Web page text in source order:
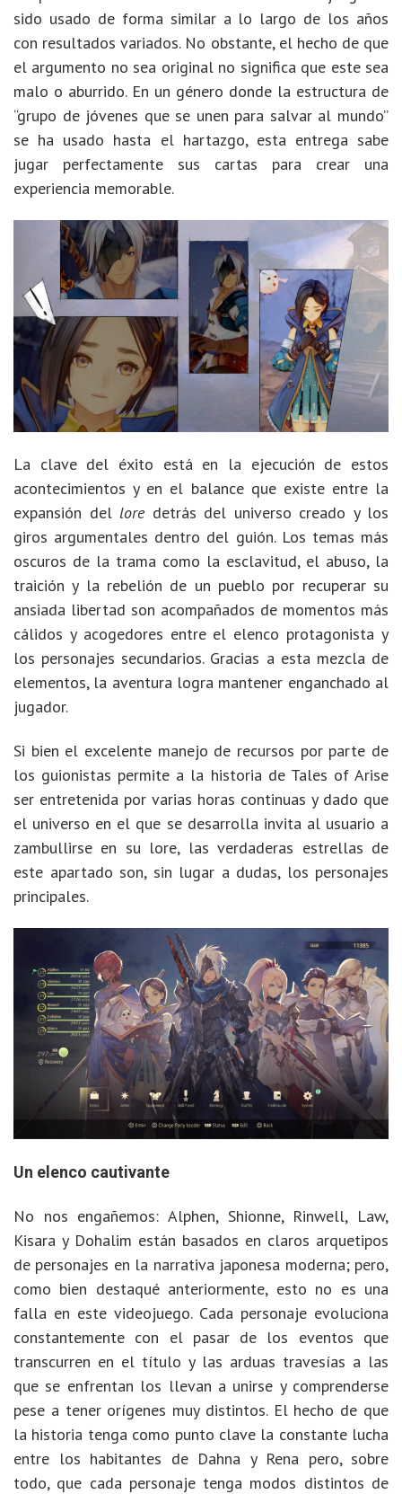
sido usado de forma similar a lo largo de los años
con resultados variados. No obstante, el hecho de que
el argumento no sea original no significa que este sea
malo o aburrido. En un género donde la estructura de
“grupo de jóvenes que se unen para salvar al mundo”
se ha usado hasta el hartazgo, esta entrega sabe
jugar perfectamente sus cartas para crear una
experiencia memorable.
La clave del éxito está en la ejecución de estos
acontecimientos y en el balance que existe entre la
expansión del lore detrás del universo creado y los
giros argumentales dentro del guión. Los temas más
oscuros de la trama como la esclavitud, el abuso, la
traición y la rebelión de un pueblo por recuperar su
ansiada libertad son acompañados de momentos más
cálidos y acogedores entre el elenco protagonista y
los personajes secundarios. Gracias a esta mezcla de
elementos, la aventura logra mantener enganchado al
jugador.
Si bien el excelente manejo de recursos por parte de
los guionistas permite a la historia de Tales of Arise
ser entretenida por varias horas continuas y dado que
el universo en el que se desarrolla invita al usuario a
zambullirse en su lore, las verdaderas estrellas de
este apartado son, sin lugar a dudas, los personajes
principales.
Un elenco cautivante
No nos engañemos: Alphen, Shionne, Rinwell, Law,
Kisara y Dohalim están basados en claros arquetipos
de personajes en la narrativa japonesa moderna; pero,
como bien destaqué anteriormente, esto no es una
falla en este videojuego. Cada personaje evoluciona
constantemente con el pasar de los eventos que
transcurren en el título y las arduas travesías a las
que se enfrentan los llevan a unirse y comprenderse
pese a tener orígenes muy distintos. El hecho de que
la historia tenga como punto clave la constante lucha
entre los habitantes de Dahna y Rena pero, sobre
todo, que cada personaje tenga modos distintos de